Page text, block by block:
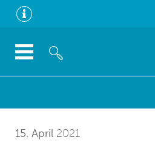
15. April 2021